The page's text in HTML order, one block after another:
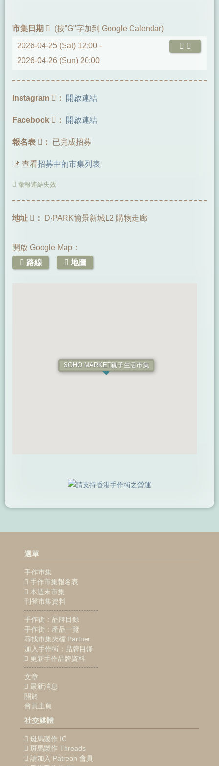
市集日期 (按"G"字加到 Google Calendar)
2026-04-25 (Sat) 12:00 -
2026-04-26 (Sun) 20:00
Instagram ： 開啟連結
Facebook ： 開啟連結
報名表 ： 已完成招募
📌 查看招募中的市集列表
彙報連結失效
地址 ： D‧PARK愉景新城L2 購物走廊
開啟 Google Map：
路線
地圖
SOHO MARKET親子生活市集
選單
手作市集
手作市集報名表
本週末市集
刊登市集資料
手作街：品牌目錄
手作街：產品一覽
尋找市集夾檔 Partner
加入手作街：品牌目錄
更新手作品牌資料
文章
最新消息
關於
會員主頁
社交媒體
斑馬製作 IG
斑馬製作 Threads
請加入 Patreon 會員